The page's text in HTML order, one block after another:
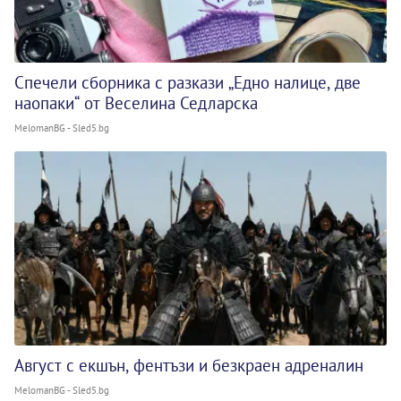
Спечели сборника с разкази „Едно налице, две
наопаки“ от Веселина Седларска
MelomanBG - Sled5.bg
Август с екшън, фентъзи и безкраен адреналин
MelomanBG - Sled5.bg